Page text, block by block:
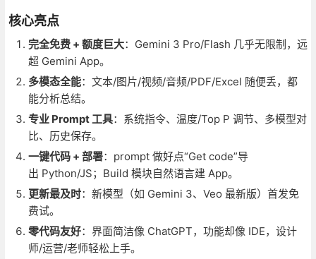
核心亮点
完全免费 + 额度巨大：Gemini 3 Pro/Flash 几乎无限制，远
超 Gemini App。
多模态全能：文本/图片/视频/音频/PDF/Excel 随便丢，都
能分析总结。
专业 Prompt 工具：系统指令、温度/Top P 调节、多模型对
比、历史保存。
一键代码 + 部署：prompt 做好点“Get code”导
出 Python/JS；Build 模块自然语言建 App。
更新最及时：新模型（如 Gemini 3、Veo 最新版）首发免
费试。
零代码友好：界面简洁像 ChatGPT，功能却像 IDE，设计
师/运营/老师轻松上手。